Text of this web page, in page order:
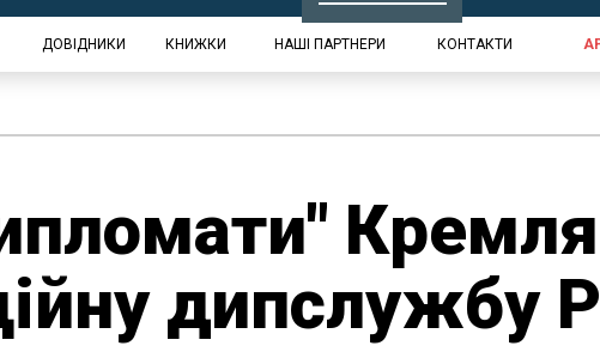
ДОВІДНИКИ КНИЖКИ НАШІ ПАРТНЕРИ КОНТАКТИ
дипслужбу